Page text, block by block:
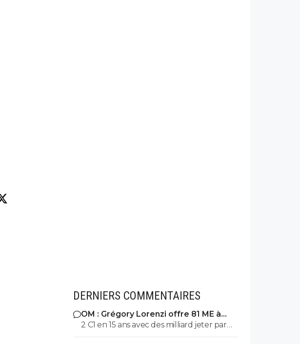
DERNIERS COMMENTAIRES
OM : Grégory Lorenzi offre 81 ME à
Frank McCourt
2 C1 en 15 ans avec des milliard jeter par
les fenêtre et la final inter psg douteux,